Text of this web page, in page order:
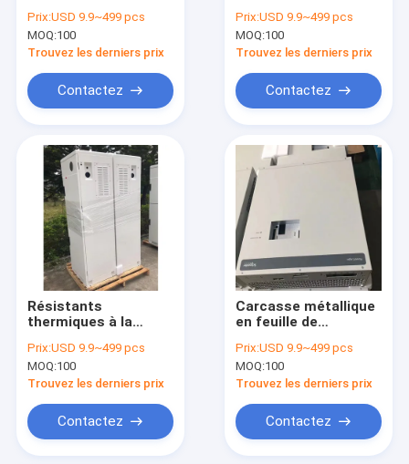
argentée
rectangulaire
Prix:USD 9.9~499 pcs
MOQ:100
Trouvez les derniers prix
Contactez
corrosion, coque
métallique
Prix:USD 9.9~499 pcs
MOQ:100
Trouvez les derniers prix
Contactez
Résistants
thermiques à la
Prix:USD 9.9~499 pcs
MOQ:100
Trouvez les derniers prix
Contactez
Carcasse métallique
en feuille de
Pour la machine à
feuille de la surface
polie Construction
Prix:USD 9.9~499 pcs
MOQ:100
Trouvez les derniers prix
Contactez